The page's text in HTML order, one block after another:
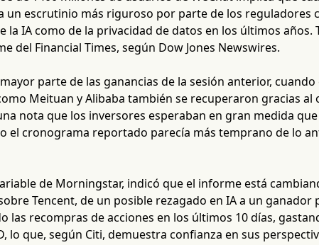
un escrutinio más riguroso por parte de los reguladores
IA como de la privacidad de datos en los últimos años.
del Financial Times, según Dow Jones Newswires.
parte de las ganancias de la sesión anterior, cuando
Meituan y Alibaba también se recuperaron gracias
nota que los inversores esperaban en gran medida
el cronograma reportado parecía más temprano de lo
de Morningstar, indicó que el informe está
Tencent, de un posible rezagado en IA a un ganador
las recompras de acciones en los últimos 10 días,
lo que, según Citi, demuestra confianza en sus